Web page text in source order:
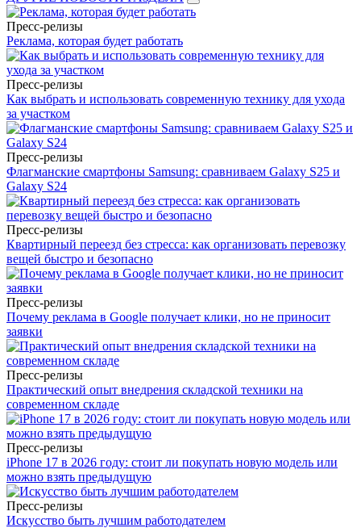
Пресс-релизы
Реклама, которая будет работать
Пресс-релизы
Как выбрать и использовать современную технику для ухода
за участком
Пресс-релизы
Флагманские смартфоны Samsung: сравниваем Galaxy S25 и
Galaxy S24
Пресс-релизы
Квартирный переезд без стресса: как организовать перевозку
вещей быстро и безопасно
Пресс-релизы
Почему реклама в Google получает клики, но не приносит
заявки
Пресс-релизы
Практический опыт внедрения складской техники на
современном складе
Пресс-релизы
iPhone 17 в 2026 году: стоит ли покупать новую модель или
можно взять предыдущую
Пресс-релизы
Искусство быть лучшим работодателем